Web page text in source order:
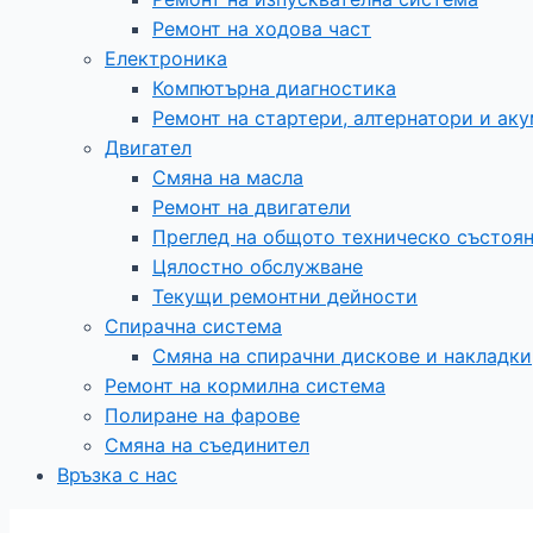
Ремонт на ходова част
Електроника
Компютърна диагностика
Ремонт на стартери, алтернатори и
Двигател
Смяна на масла
Ремонт на двигатели
Преглед на общото техническо
Цялостно обслужване​
Текущи ремонтни дейности
Спирачна система
Смяна на спирачни дискове и накладки
Ремонт на кормилна система
Полиране на фарове
Смяна на съединител
Връзка с нас